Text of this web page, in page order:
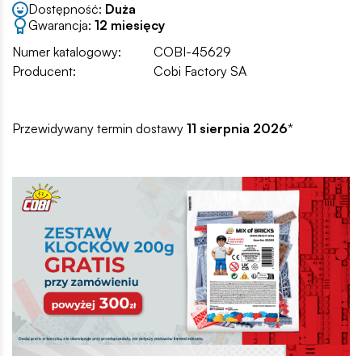
Dostępność: Duża
Gwarancja: 12 miesięcy
Numer katalogowy:
COBI-45629
Producent:
Cobi Factory SA
Przewidywany termin dostawy 11 sierpnia 2026*